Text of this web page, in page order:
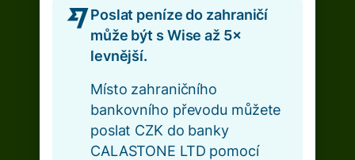
Poslat peníze do zahraničí
může být s Wise až 5×
levnější.
Místo zahraničního
bankovního převodu můžete
poslat CZK do banky
CALASTONE LTD pomocí